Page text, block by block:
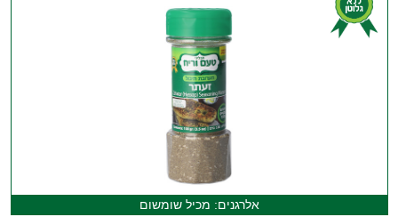
אלרגנים: מכיל שומשום